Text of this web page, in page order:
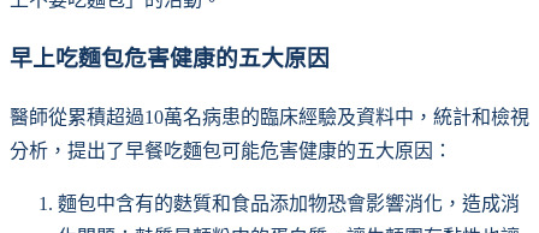
早上吃麵包危害健康的五大原因
醫師從累積超過10萬名病患的臨床經驗及資料中，統計和檢視
分析，提出了早餐吃麵包可能危害健康的五大原因：
麵包中含有的麩質和食品添加物恐會影響消化，造成消